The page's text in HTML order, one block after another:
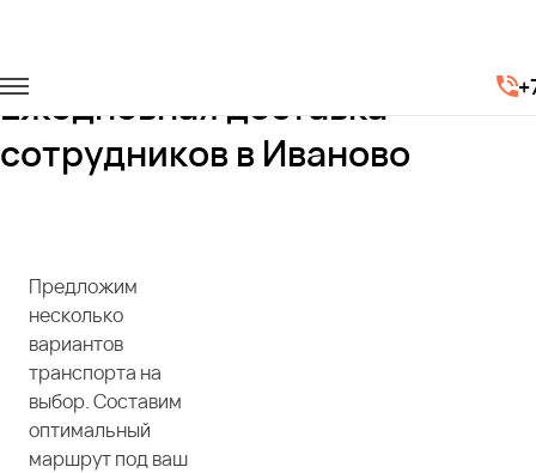
Ежедневная доставка
сотрудников в Иваново
Предложим
несколько
вариантов
транспорта на
выбор. Составим
оптимальный
маршрут под ваш